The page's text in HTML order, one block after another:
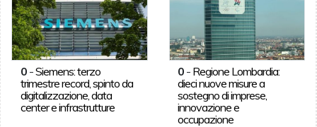
0-Siemens: terzo
trimestre record, spinto da
digitalizzazione, data
center e infrastrutture
0 - Regione Lombardia:
dieci nuove misure a
sostegno di imprese,
innovazione e
occupazione